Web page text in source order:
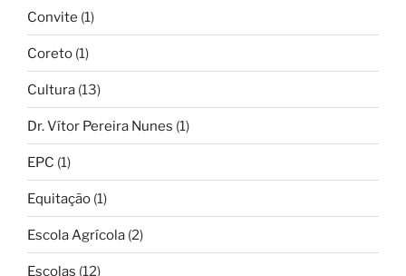
Convite (1)
Coreto (1)
Cultura (13)
Dr. Vítor Pereira Nunes (1)
EPC (1)
Equitação (1)
Escola Agrícola (2)
Escolas (12)